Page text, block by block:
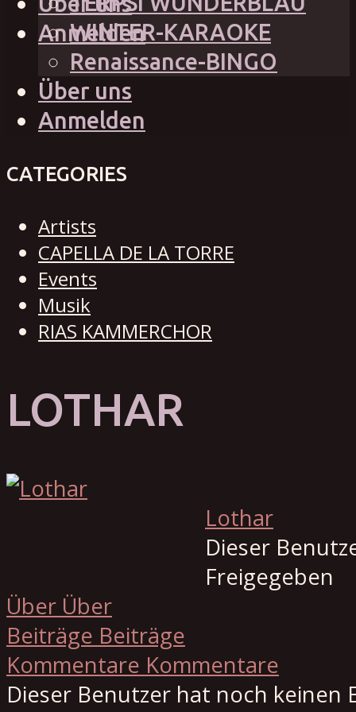
Anmelden
WINTER-KARAOKE
Renaissance-BINGO
Über uns
Anmelden
CATEGORIES
Artists
CAPELLA DE LA TORRE
Events
Musik
RIAS KAMMERCHOR
LOTHAR
Lothar
Dieser
Freigegeben
Über Über
Beiträge Beiträge
Kommentare Kommentare
Dieser Benutzer hat noch keinen